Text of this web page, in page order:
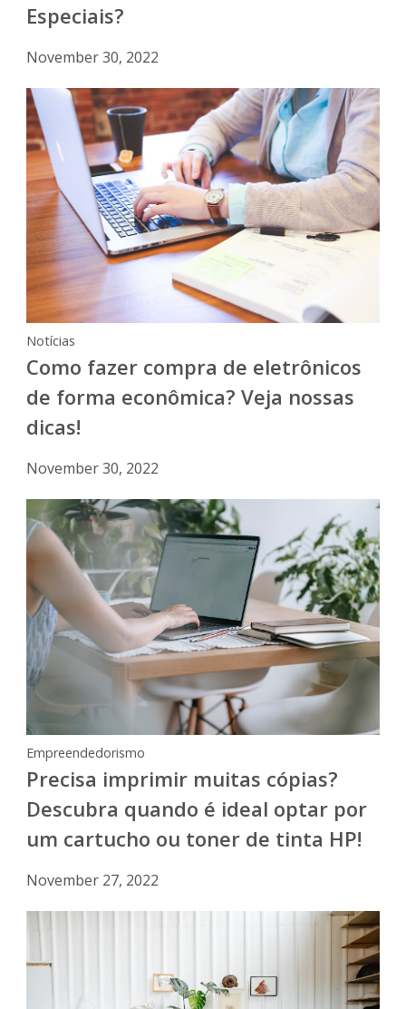
Especiais?
November 30, 2022
Notícias
Como fazer compra de eletrônicos
de forma econômica? Veja nossas
dicas!
November 30, 2022
Empreendedorismo
Precisa imprimir muitas cópias?
Descubra quando é ideal optar por
um cartucho ou toner de tinta HP!
November 27, 2022